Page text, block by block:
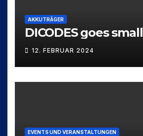
AKKUTRÄGER
DICODES goes small
12. FEBRUAR 2024
EVENTS UND VERANSTALTUNGEN